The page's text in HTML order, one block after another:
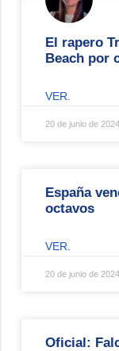
El rapero
Beach por
VER.
20 de junio de 2024
España
octavos
VER.
20 de junio de 2024
Oficial: